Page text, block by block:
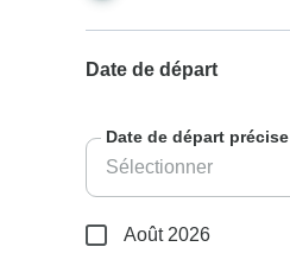
Date de départ
Date de départ précise
Août 2026